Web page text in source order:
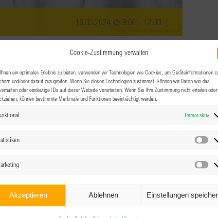
Cookie-Zustimmung verwalten
ein optimales Erlebnis zu bieten, verwenden wir Technologien wie Cookies, um Geräteinformationen
und/oder darauf zuzugreifen. Wenn Sie diesen Technologien zustimmst, können wir Daten wie das
oder eindeutige IDs auf dieser Website verarbeiten. Wenn Sie Ihre Zustimmung nicht erteilen oder
können bestimmte Merkmale und Funktionen beeinträchtigt werden.
Immer aktiv
Akzeptieren Ablehnen Einstellungen
16.03.2024 @ 9:00 - 12:00
Frauen selbstverständlich Mutter sein und einer
berufstätigen Frauen – mit und ohne Kinder – eine
Gleichgesinnte kennenzulernen. Im Vordergrund
Unterstützung
dich an und sei dabei!
der Garnisonstrasse/Linz.